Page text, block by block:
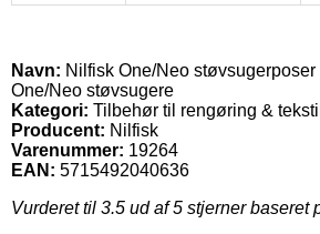
Navn: Nilfisk One/Neo
One/Neo støvsugere
Kategori: Tilbehør til rengøring &
Producent: Nilfisk
Varenummer: 19264
EAN: 5715492040636
Vurderet til 3.5 ud af 5 stjerner baseret